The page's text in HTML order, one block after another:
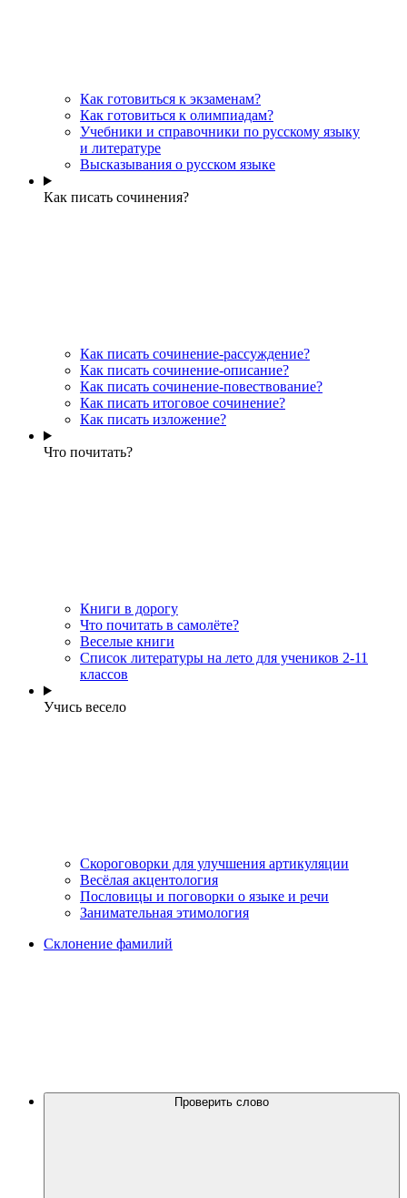
Как готовиться к экзаменам?
Как готовиться к олимпиадам?
Учебники и справочники по русскому языку
и литературе
Высказывания о русском языке
Как писать сочинения?
Как писать сочинение-рассуждение?
Как писать сочинение-описание?
Как писать сочинение-повествование?
Как писать итоговое сочинение?
Как писать изложение?
Что почитать?
Книги в дорогу
Что почитать в самолёте?
Веселые книги
Cписок литературы на лето для учеников 2-11
классов
Учись весело
Скороговорки для улучшения артикуляции
Весёлая акцентология
Пословицы и поговорки о языке и речи
Занимательная этимология
Склонение фамилий
Проверить слово